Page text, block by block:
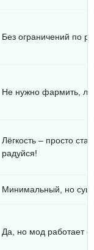
Без ограничений по
Не нужно фармить,
Лёгкость – просто
радуйся!
Минимальный, но
Да, но мод работает